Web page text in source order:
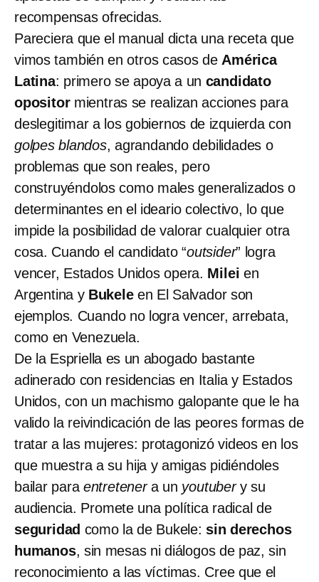
recompensas ofrecidas.
Pareciera que el manual dicta una receta que
vimos también en otros casos de América
Latina: primero se apoya a un candidato
opositormientras se realizan acciones para
deslegitimar a los gobiernos de izquierda con
golpes blandos, agrandando debilidades o
problemas que son reales, pero
construyéndolos como males generalizados o
determinantes en el ideario colectivo, lo que
impide la posibilidad de valorar cualquier otra
cosa. Cuando el candidato “outsider” logra
vencer, Estados Unidos opera. Milei en
Argentina y Bukeleen El Salvador son
ejemplos. Cuando no logra vencer, arrebata,
como en Venezuela.
De la Espriella es un abogado bastante
adinerado con residencias en Italia y Estados
Unidos, con un machismo galopante que le ha
valido la reivindicación de las peores formas de
tratar a las mujeres: protagonizó videos en los
que muestra a su hija y amigas pidiéndoles
bailar para entretenera un youtubery su
audiencia. Promete una política radical de
seguridad como la de Bukele: sin derechos
humanos, sin mesas ni diálogos de paz, sin
reconocimiento a las víctimas. Cree que el